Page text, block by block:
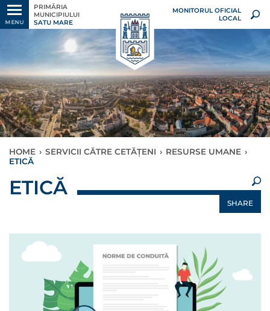
MENU
PRIMĂRIA
MUNICIPIULUI
SATU MARE
MONITORUL OFICIAL
LOCAL
HOME › SERVICII CĂTRE CETĂȚENI › RESURSE UMANE ›
ETICĂ
×
ETICĂ
SHARE